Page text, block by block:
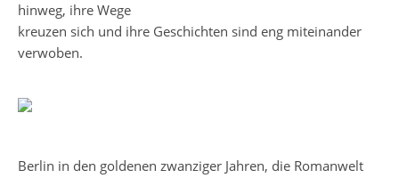
hinweg, ihre Wege
kreuzen sich und ihre Geschichten sind eng miteinander
verwoben.
Berlin in den goldenen zwanziger Jahren, die Romanwelt